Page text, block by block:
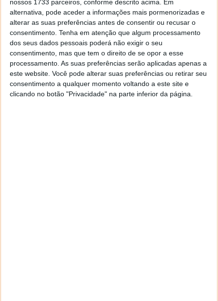
nossos 1733 parceiros, conforme descrito acima. Em
alternativa, pode aceder a informações mais pormenorizadas e
alterar as suas preferências antes de consentir ou recusar o
consentimento. Tenha em atenção que algum processamento
dos seus dados pessoais poderá não exigir o seu
consentimento, mas que tem o direito de se opor a esse
processamento. As suas preferências serão aplicadas apenas a
este website. Você pode alterar suas preferências ou retirar seu
consentimento a qualquer momento voltando a este site e
clicando no botão "Privacidade" na parte inferior da página.